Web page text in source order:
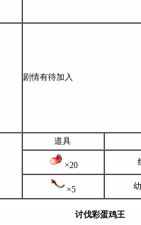
剧情有待加入
道具
×20
×5
讨伐彩蛋鸡王